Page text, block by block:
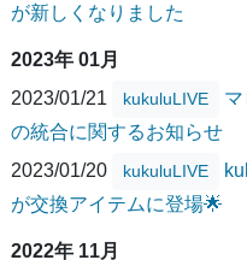
が新しくなりました
2023年 01月
2023/01/21
kukuluLIVE
の統合に関するお知らせ
2023/01/20
kukuluLIVE
が交換アイテムに登場🌟
2022年 11月